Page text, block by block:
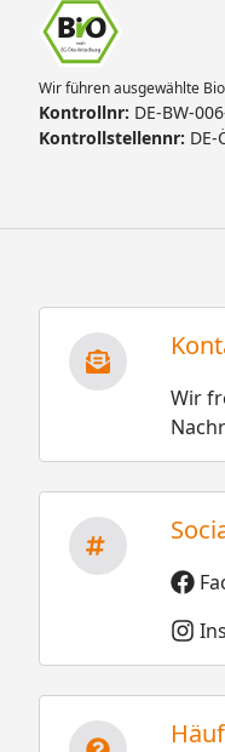
Wir führen ausgewählte
Kontrollnr: DE-BW-
Kontrollstellennr: DE-
Wir